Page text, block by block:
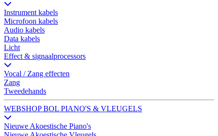
Instrument kabels
Microfoon kabels
Audio kabels
Data kabels
Licht
Effect & signaalprocessors
Vocal / Zang effecten
Zang
Tweedehands
WEBSHOP BOL PIANO'S & VLEUGELS
Nieuwe Akoestische Piano's